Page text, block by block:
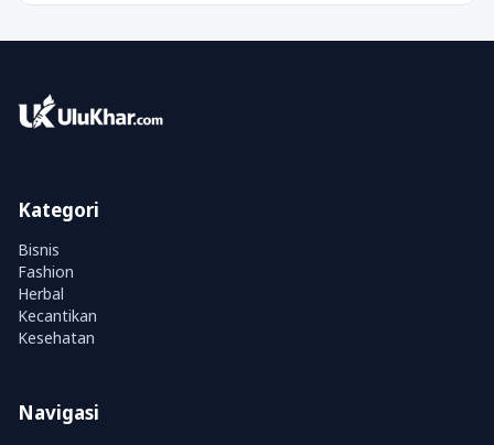
Kategori
Bisnis
Fashion
Herbal
Kecantikan
Kesehatan
Navigasi